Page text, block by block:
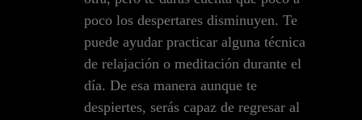
poco los despertares disminuyen. Te
puede ayudar practicar alguna técnica
de relajación o meditación durante el
día. De esa manera aunque te
despiertes, serás capaz de regresar al